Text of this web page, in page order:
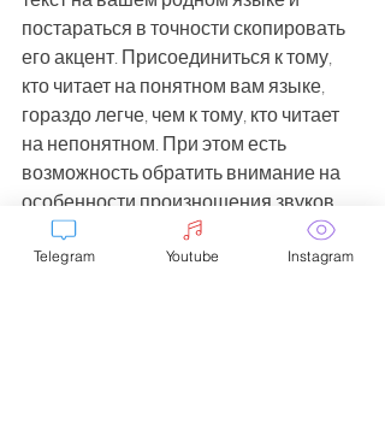
постараться в точности скопировать
его акцент. Присоединиться к тому,
кто читает на понятном вам языке,
гораздо легче, чем к тому, кто читает
на непонятном. При этом есть
возможность обратить внимание на
особенности произношения звуков,
не беспокоясь о смысле текста.
G. Я думаю, что выучить акцент в 100
Telegram Youtube Instagram